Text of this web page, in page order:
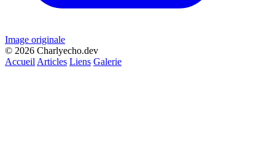
Image originale
© 2026 Charlyecho.dev
Accueil Articles Liens Galerie